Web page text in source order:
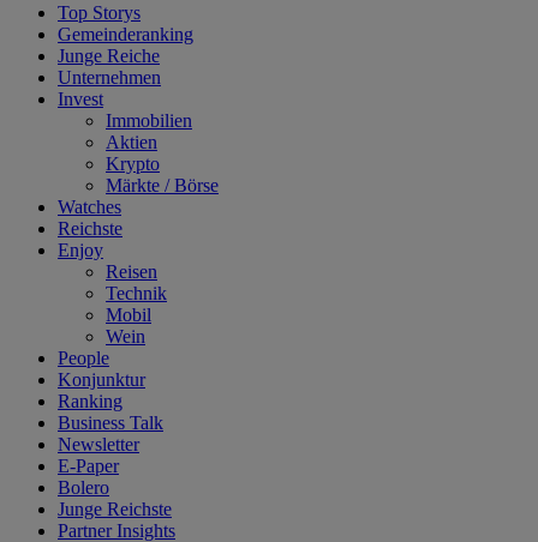
Top Storys
Gemeinderanking
Junge Reiche
Unternehmen
Invest
Immobilien
Aktien
Krypto
Märkte / Börse
Watches
Reichste
Enjoy
Reisen
Technik
Mobil
Wein
People
Konjunktur
Ranking
Business Talk
Newsletter
E-Paper
Bolero
Junge Reichste
Partner Insights